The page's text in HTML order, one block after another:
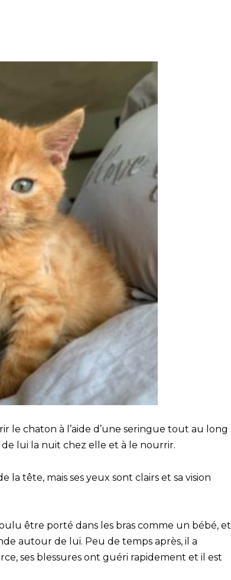
le chaton à l’aide d’une seringue tout au long
lui la nuit chez elle et à le nourrir.
la tête, mais ses yeux sont clairs et sa vision
être porté dans les bras comme un bébé, et
autour de lui. Peu de temps après, il a
ses blessures ont guéri rapidement et il est